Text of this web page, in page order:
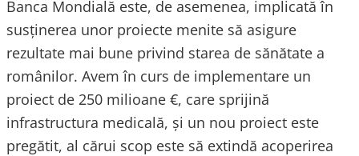
Banca Mondială este, de asemenea, implicată în
susținerea unor proiecte menite să asigure
rezultate mai bune privind starea de sănătate a
românilor. Avem în curs de implementare un
proiect de 250 milioane €, care sprijină
infrastructura medicală, și un nou proiect este
pregătit, al cărui scop este să extindă acoperirea